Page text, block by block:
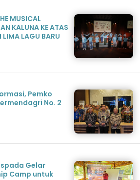
MUSICAL
KALUNA KE ATAS
LAGU BARU
Pemko
No. 2
Gelar
Camp untuk